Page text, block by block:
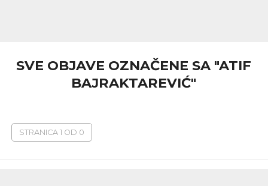
SVE OBJAVE OZNAČENE SA "ATIF
BAJRAKTAREVIĆ"
STRANICA 1 OD 0